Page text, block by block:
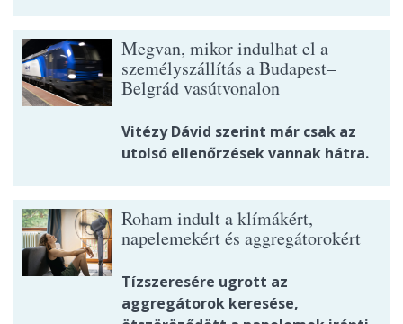
Megvan, mikor indulhat el a
személyszállítás a Budapest–
Belgrád vasútvonalon
Vitézy Dávid szerint már csak az
utolsó ellenőrzések vannak hátra.
Roham indult a klímákért,
napelemekért és aggregátorokért
Tízszeresére ugrott az
aggregátorok keresése,